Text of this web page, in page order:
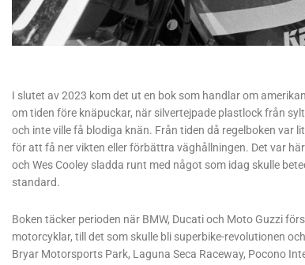
I slutet av 2023 kom det ut en bok som handlar om
om tiden före knäpuckar, när silvertejpade plastlock från
och inte ville få blodiga knän. Från tiden då regelboken var
för att få ner vikten eller förbättra väghållningen. Det var
och Wes Cooley sladda runt med något som idag skulle
standard.
Boken täcker perioden när BMW, Ducati och Moto Guzzi
motorcyklar, till det som skulle bli superbike-revolutionen
Bryar Motorsports Park, Laguna Seca Raceway, Pocono